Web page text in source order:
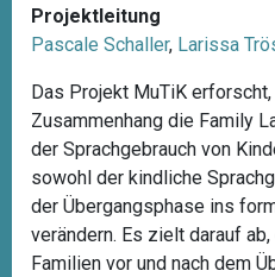
Projektleitung
Pascale Schaller, Larissa
Das Projekt MuTiK
Zusammenhang die Family
der Sprachgebrauch von
sowohl der kindliche
der Übergangsphase ins
verändern. Es zielt darauf
Familien vor und nach dem